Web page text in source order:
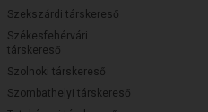
Szekszárdi társkereső
Székesfehérvári
társkereső
Szolnoki társkereső
Szombathelyi társkereső